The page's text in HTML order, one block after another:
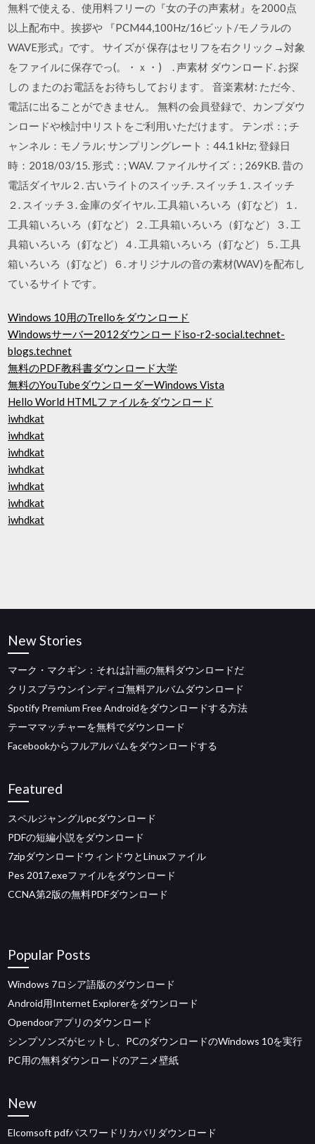
無料で使える、使用料フリーの『女の子の声素材』を2000点
以上配布中。挨拶や 『PCM44,100Hz/16ビット/モノラルの
WAVE形式』です。 サイズが 保存はセリフを右クリック→対象
をファイルに保存でっ(。・ｘ・)ゝ. 声素材 ダウンロード. お探
しの またのお電話をお待ちしております。 音楽素材: ただ今、
電話に出ることができません。 無料の会員登録で、カンプダウ
ンロードや検討中リストをご利用いただけます。 テンポ：; チ
ャンネル：モノラル; サンプリングレート：44.1 kHz; 登録日
時：2018/03/15. 形式：; WAV. ファイルサイズ：; 269KB. 昔の
電話ダイヤル２. 古いライトのスイッチ. スイッチ１. スイッチ
２. スイッチ３. 金庫のダイヤル. 工具箱いろいろ（釘など）１.
工具箱いろいろ（釘など）２. 工具箱いろいろ（釘など）３. 工
具箱いろいろ（釘など）４. 工具箱いろいろ（釘など）５. 工具
箱いろいろ（釘など）６. オリジナルの音の素材(WAV)を配布し
ているサイトです。
Windows 10用のTrelloをダウンロード
Windowsサーバー2012ダウンロードiso-r2-social.technet-
blogs.technet
無料のPDF教科書ダウンロード大学
無料のYouTubeダウンローダーWindows Vista
Hello World HTMLファイルをダウンロード
iwhdkat
iwhdkat
iwhdkat
iwhdkat
iwhdkat
iwhdkat
iwhdkat
New Stories
マーク・マクギン：それは計画の無料ダウンロードだ
クリスブラウンインディゴ無料アルバムダウンロード
Spotify Premium Free Androidをダウンロードする方法
テーママッチャーを無料でダウンロード
Facebookからフルアルバムをダウンロードする
Featured
スペルジャングルpcダウンロード
PDFの短編小説をダウンロード
7zipダウンロードウィンドウとLinuxファイル
Pes 2017.exeファイルをダウンロード
CCNA第2版の無料PDFダウンロード
Popular Posts
Windows 7ロシア語版のダウンロード
Android用Internet Explorerをダウンロード
Opendoorアプリのダウンロード
シンプソンズがヒットし、PCのダウンロードのWindows 10を実行
PC用の無料ダウンロードのアニメ壁紙
New
Elcomsoft pdfパスワードリカバリダウンロード